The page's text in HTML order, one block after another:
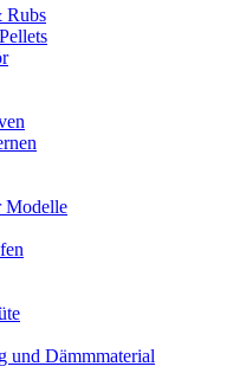
Rubs
Modelle
und Dämmmaterial